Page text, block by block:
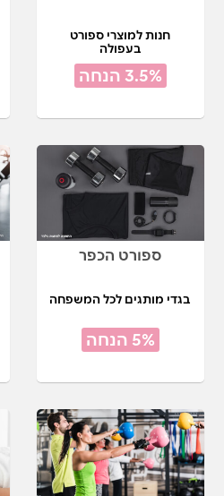
חנות למוצרי ספורט
בעפולה
3.5% הנחה
ספורט הכפר
בגדי מותגים לכל המשפחה
5% הנחה